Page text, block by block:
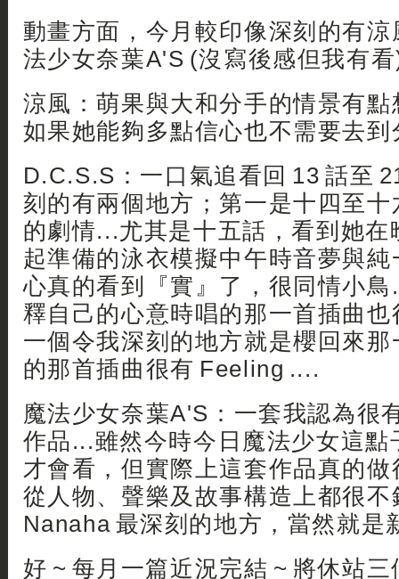
動畫方面，今月較印像深刻的有
法少女奈葉A'S (沒寫後感但我有
涼風：萌果與大和分手的情景有點
如果她能夠多點信心也不需要去
D.C.S.S：一口氣追看回 13 話至
刻的有兩個地方；第一是十四至
的劇情...尤其是十五話，看到她在
起準備的泳衣模擬中午時音夢與
心真的看到『實』了，很同情小
釋自己的心意時唱的那一首插曲
一個令我深刻的地方就是櫻回來
的那首插曲很有 Feeling ....
魔法少女奈葉A'S：一套我認為很
作品...雖然今時今日魔法少女這點
才會看，但實際上這套作品真的
從人物、聲樂及故事構造上都很不
Nanaha 最深刻的地方，當然就是
好 ~ 每月一篇近況完結 ~ 將休站